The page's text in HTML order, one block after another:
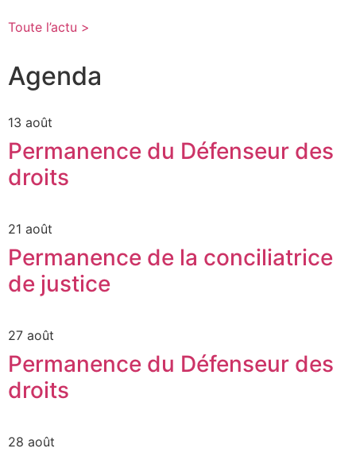
Toute l’actu >
Agenda
13 août
Permanence du Défenseur des
droits
21 août
Permanence de la conciliatrice
de justice
27 août
Permanence du Défenseur des
droits
28 août